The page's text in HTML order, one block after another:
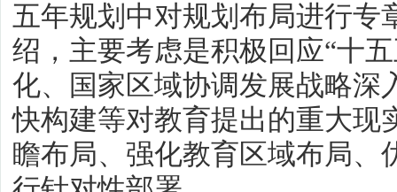
五年规划中对规划布局进行专
绍，主要考虑是积极回应“十
化、国家区域协调发展战略深
快构建等对教育提出的重大现
瞻布局、强化教育区域布局、